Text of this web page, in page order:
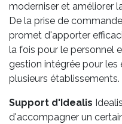
moderniser et améliorer
De la prise de
promet d'apporter
la fois pour le personnel
gestion intégrée pour les
plusieurs établissements.
Support d'Idealis
d'accompagner un